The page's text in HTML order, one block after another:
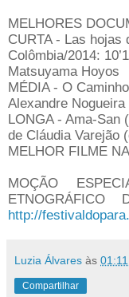
MELHORES
CURTA - Las
Colômbia/2014:
Matsuyama Hoyos
MÉDIA - O
Alexandre
LONGA - Ama-San
de Cláudia Varejão
MELHOR FILME
MOÇÃO
http://
Luzia Álvares às 01:11
Compartilhar